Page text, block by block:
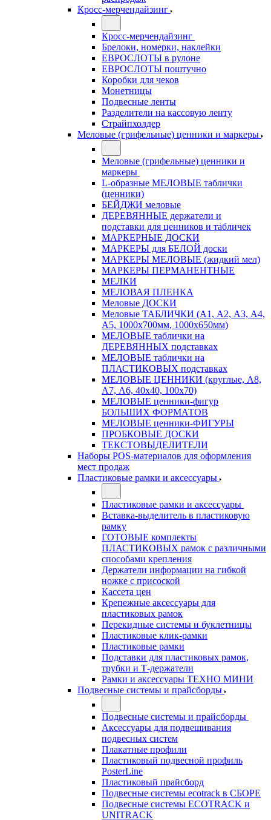
Кросс-мерчендайзинг
Кросс-мерчендайзинг
Брелоки, номерки, наклейки
ЕВРОСЛОТЫ в рулоне
ЕВРОСЛОТЫ поштучно
Коробки для чеков
Монетницы
Подвесные ленты
Разделители на кассовую ленту
Страйпхолдер
Меловые (грифельные) ценники и маркеры
Меловые (грифельные) ценники и
маркеры
L-образные МЕЛОВЫЕ таблички
(ценники)
БЕЙДЖИ меловые
ДЕРЕВЯННЫЕ держатели и
подставки для ценников и табличек
МАРКЕРНЫЕ ДОСКИ
МАРКЕРЫ для БЕЛОЙ доски
МАРКЕРЫ МЕЛОВЫЕ (жидкий мел)
МАРКЕРЫ ПЕРМАНЕНТНЫЕ
МЕЛКИ
МЕЛОВАЯ ПЛЕНКА
Меловые ДОСКИ
Меловые ТАБЛИЧКИ (А1, А2, А3, А4,
А5, 1000х700мм, 1000х650мм)
МЕЛОВЫЕ таблички на
ДЕРЕВЯННЫХ подставках
МЕЛОВЫЕ таблички на
ПЛАСТИКОВЫХ подставках
МЕЛОВЫЕ ЦЕННИКИ (круглые, А8,
А7, А6, 40х40, 100х70)
МЕЛОВЫЕ ценники-фигур
БОЛЬШИХ ФОРМАТОВ
МЕЛОВЫЕ ценники-ФИГУРЫ
ПРОБКОВЫЕ ДОСКИ
ТЕКСТОВЫДЕЛИТЕЛИ
Наборы POS-материалов для оформления
мест продаж
Пластиковые рамки и аксессуары
Пластиковые рамки и аксессуары
Вставка-выделитель в пластиковую
рамку
ГОТОВЫЕ комплекты
ПЛАСТИКОВЫХ рамок с различными
способами крепления
Держатели информации на гибкой
ножке с присоской
Кассета цен
Крепежные аксессуары для
пластиковых рамок
Перекидные системы и буклетницы
Пластиковые клик-рамки
Пластиковые рамки
Подставки для пластиковых рамок,
трубки и Т-держатели
Рамки и аксессуары ТЕХНО МИНИ
Подвесные системы и прайсборды
Подвесные системы и прайсборды
Аксессуары для подвешивания
подвесных систем
Плакатные профили
Пластиковый подвесной профиль
PosterLine
Пластиковый прайсборд
Подвесные системы ecotrack в СБОРЕ
Подвесные системы ECOTRACK и
UNITRACK